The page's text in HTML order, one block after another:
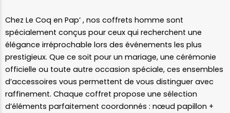
Chez Le Coq en Pap’ , nos coffrets homme sont
spécialement conçus pour ceux qui recherchent une
élégance irréprochable lors des événements les plus
prestigieux. Que ce soit pour un mariage, une cérémonie
officielle ou toute autre occasion spéciale, ces ensembles
d’accessoires vous permettent de vous distinguer avec
raffinement. Chaque coffret propose une sélection
d’éléments parfaitement coordonnés : nœud papillon +